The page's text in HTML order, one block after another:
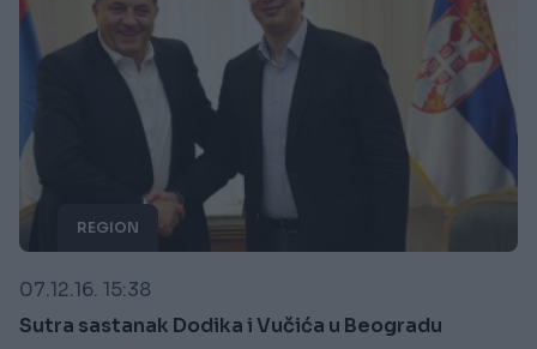
REGION
07.12.16. 15:38
Sutra sastanak Dodika i Vučića u Beogradu